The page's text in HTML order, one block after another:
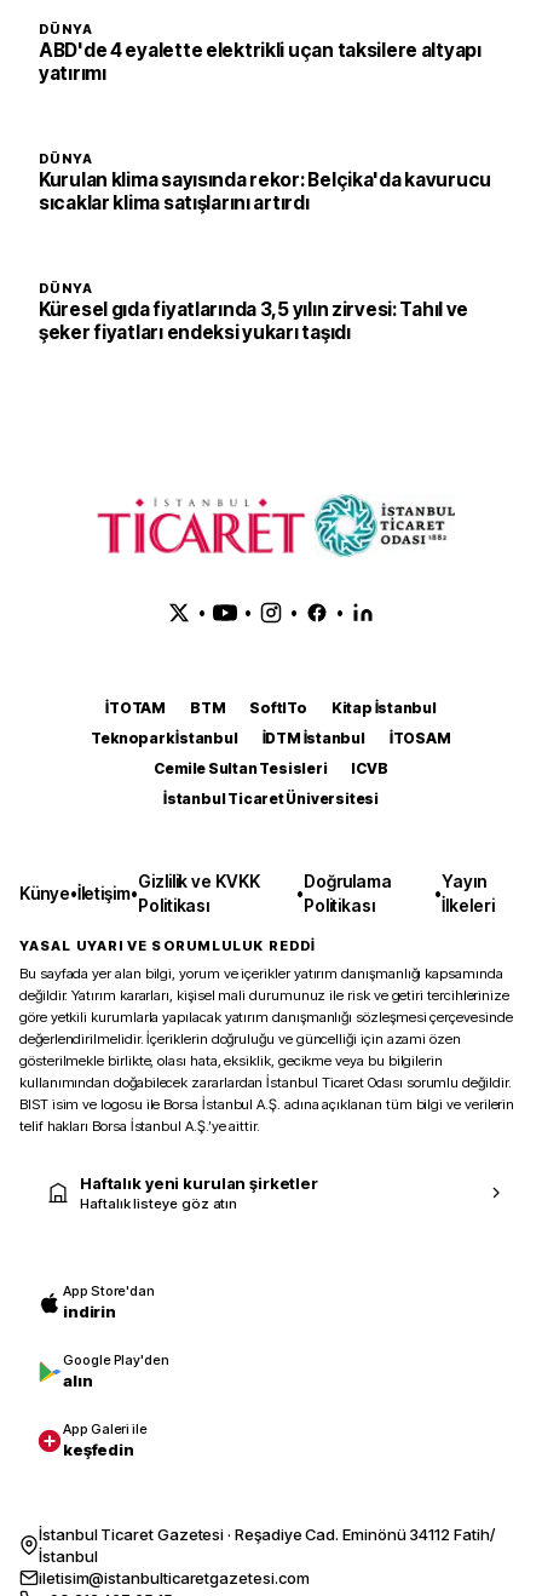
DÜNYA
ABD'de 4 eyalette elektrikli uçan taksilere altyapı
yatırımı
DÜNYA
Kurulan klima sayısında rekor: Belçika'da kavurucu
sıcaklar klima satışlarını artırdı
DÜNYA
Küresel gıda fiyatlarında 3,5 yılın zirvesi: Tahıl ve
şeker fiyatları endeksi yukarı taşıdı
• • • •
İTOTAM BTM SoftITo
Kitap İstanbul
Teknopark İstanbul
İDTM İstanbul
İTOSAM
Cemile Sultan Tesisleri
ICVB
İstanbul Ticaret Üniversitesi
Künye•İletişim•
Gizlilik ve KVKK
Politikası
•
Doğrulama
Politikası
•
Yayın
İlkeleri
YASAL UYARI VE SORUMLULUK REDDİ
Bu sayfada yer alan bilgi, yorum ve içerikler yatırım danışmanlığı kapsamında
değildir. Yatırım kararları, kişisel mali durumunuz ile risk ve getiri tercihlerinize
göre yetkili kurumlarla yapılacak yatırım danışmanlığı sözleşmesi çerçevesinde
değerlendirilmelidir. İçeriklerin doğruluğu ve güncelliği için azami özen
gösterilmekle birlikte, olası hata, eksiklik, gecikme veya bu bilgilerin
kullanımından doğabilecek zararlardan İstanbul Ticaret Odası sorumlu değildir.
BIST isim ve logosu ile Borsa İstanbul A.Ş. adına açıklanan tüm bilgi ve verilerin
telif hakları Borsa İstanbul A.Ş.’ye aittir.
Haftalık yeni kurulan şirketler
Haftalık listeye göz atın
App Store'dan
indirin
Google Play'den
alın
App Galeri ile
keşfedin
İstanbul Ticaret Gazetesi · Reşadiye Cad. Eminönü 34112 Fatih/
İstanbul
iletisim@istanbulticaretgazetesi.com